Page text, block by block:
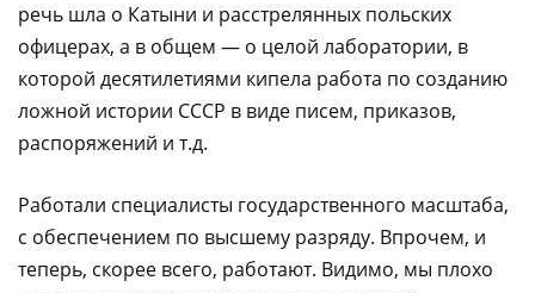
речь шла о Катыни и расстрелянных польских
офицерах, а в общем — о целой лаборатории, в
которой десятилетиями кипела работа по созданию
ложной истории СССР в виде писем, приказов,
распоряжений и т.д.
Работали специалисты государственного масштаба,
с обеспечением по высшему разряду. Впрочем, и
теперь, скорее всего, работают. Видимо, мы плохо